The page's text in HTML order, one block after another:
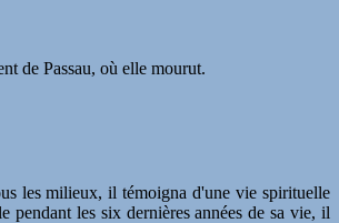
de Passau, où elle mourut.
les milieux, il témoigna d'une vie spirituelle
pendant les six dernières années de sa vie, il